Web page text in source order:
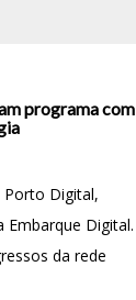
programa com
Digital,
Digital.
da rede